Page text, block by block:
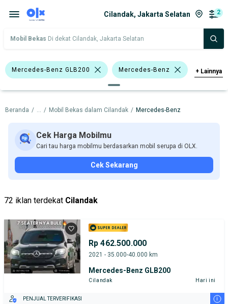
Cilandak, Jakarta Selatan 2
Mobil Bekas Di dekat Cilandak, Jakarta Selatan
Mercedes-Benz GLB200 Mercedes-Benz
Harga Merek Dan Model Tahun
Tipe Bodi Tipe Membership
+ Lainnya
Beranda / ... / Mobil Bekas dalam Cilandak / Mercedes-Benz
Cek Harga Mobilmu
Cari tau harga mobilmu berdasarkan mobil serupa di OLX.
Cek Sekarang
72 iklan terdekat Cilandak
Rp 462.500.000
2021 - 35.000-40.000 km
Mercedes-Benz GLB200
Cilandak Hari ini
PENJUAL TERVERIFIKASI i